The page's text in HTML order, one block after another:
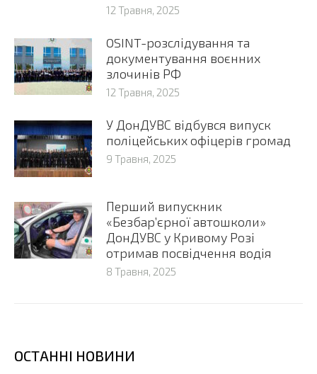
12 Травня, 2025
OSINT-розслідування та
документування воєнних
злочинів РФ
12 Травня, 2025
У ДонДУВС відбувся випуск
поліцейських офіцерів громад
9 Травня, 2025
Перший випускник
«Безбар’єрної автошколи»
ДонДУВС у Кривому Розі
отримав посвідчення водія
8 Травня, 2025
ОСТАННІ НОВИНИ